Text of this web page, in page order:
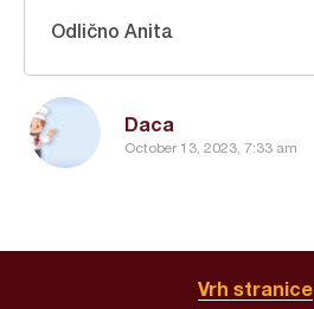
Daca
October 13, 2023, 7:33 am
Odlično Anita
Vrh stranice